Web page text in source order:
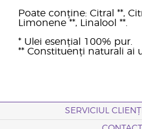
Poate conține: Citral **,
Limonene **, Linalool **.
* Ulei esențial 100% pur.
** Constituenți naturali ai
SERVICIUL